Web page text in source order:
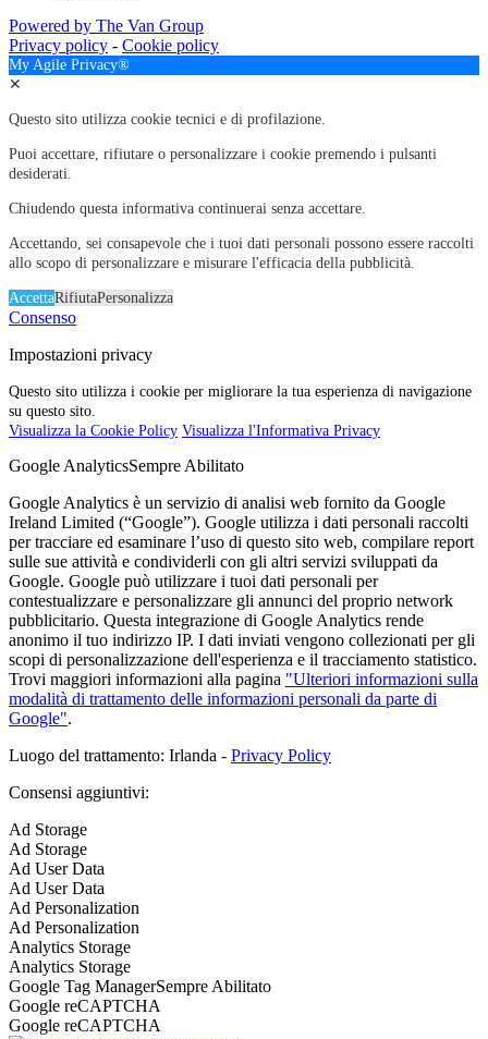
Powered by The Van Group
Privacy policy - Cookie policy
My Agile Privacy®
✕
Questo sito utilizza cookie tecnici e di profilazione.
Puoi accettare, rifiutare o personalizzare i cookie premendo i pulsanti
desiderati.
Chiudendo questa informativa continuerai senza accettare.
Accettando, sei consapevole che i tuoi dati personali possono essere raccolti
allo scopo di personalizzare e misurare l'efficacia della pubblicità.
AccettaRifiutaPersonalizza
Consenso
Impostazioni privacy
Questo sito utilizza i cookie per migliorare la tua esperienza di navigazione
su questo sito.
Visualizza la Cookie Policy Visualizza l'Informativa Privacy
Google AnalyticsSempre Abilitato
Google Analytics è un servizio di analisi web fornito da Google
Ireland Limited (“Google”). Google utilizza i dati personali raccolti
per tracciare ed esaminare l’uso di questo sito web, compilare report
sulle sue attività e condividerli con gli altri servizi sviluppati da
Google. Google può utilizzare i tuoi dati personali per
contestualizzare e personalizzare gli annunci del proprio network
pubblicitario. Questa integrazione di Google Analytics rende
anonimo il tuo indirizzo IP. I dati inviati vengono collezionati per gli
scopi di personalizzazione dell'esperienza e il tracciamento statistico.
Trovi maggiori informazioni alla pagina "Ulteriori informazioni sulla
modalità di trattamento delle informazioni personali da parte di
Google".
Luogo del trattamento: Irlanda - Privacy Policy
Consensi aggiuntivi:
Ad Storage
Ad Storage
Ad User Data
Ad User Data
Ad Personalization
Ad Personalization
Analytics Storage
Analytics Storage
Google Tag ManagerSempre Abilitato
Google reCAPTCHA
Google reCAPTCHA